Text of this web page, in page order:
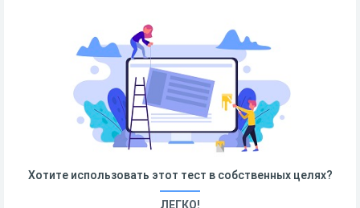
Хотите использовать этот тест в собственных целях?
ЛЕГКО!